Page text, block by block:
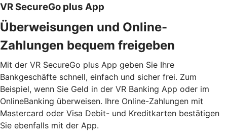
VR SecureGo plus App
Überweisungen und Online-
Zahlungen bequem freigeben
Mit der VR SecureGo plus App geben Sie Ihre
Bankgeschäfte schnell, einfach und sicher frei. Zum
Beispiel, wenn Sie Geld in der VR Banking App oder im
OnlineBanking überweisen. Ihre Online-Zahlungen mit
Mastercard oder Visa Debit- und Kreditkarten bestätigen
Sie ebenfalls mit der App.